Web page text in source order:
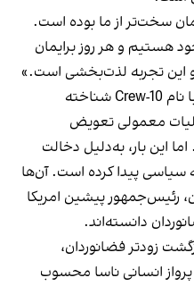
سخت‌تر از ما بوده است.
هستیم و هر روز برایمان
این تجربه لذت‌بخشی است.»
به‌گزارش رویترز،‌ این ماموریت که با نام Crew-10 شناخته
معمولی تعویض
این بار، به‌دلیل دخالت
پیدا کرده است. آن‌ها
رئیس‌جمهور پیشین امریکا
دانسته‌اند.
زودتر فضانوردان،
انسانی ناسا محسوب